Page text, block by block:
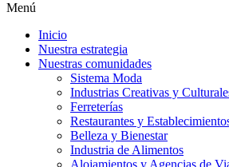
Menú
Inicio
Nuestra estrategia
Nuestras comunidades
Sistema Moda
Industrias Creativas y
Ferreterías
Restaurantes y
Belleza y Bienestar
Industria de Alimentos
Alojamientos y Agencias de